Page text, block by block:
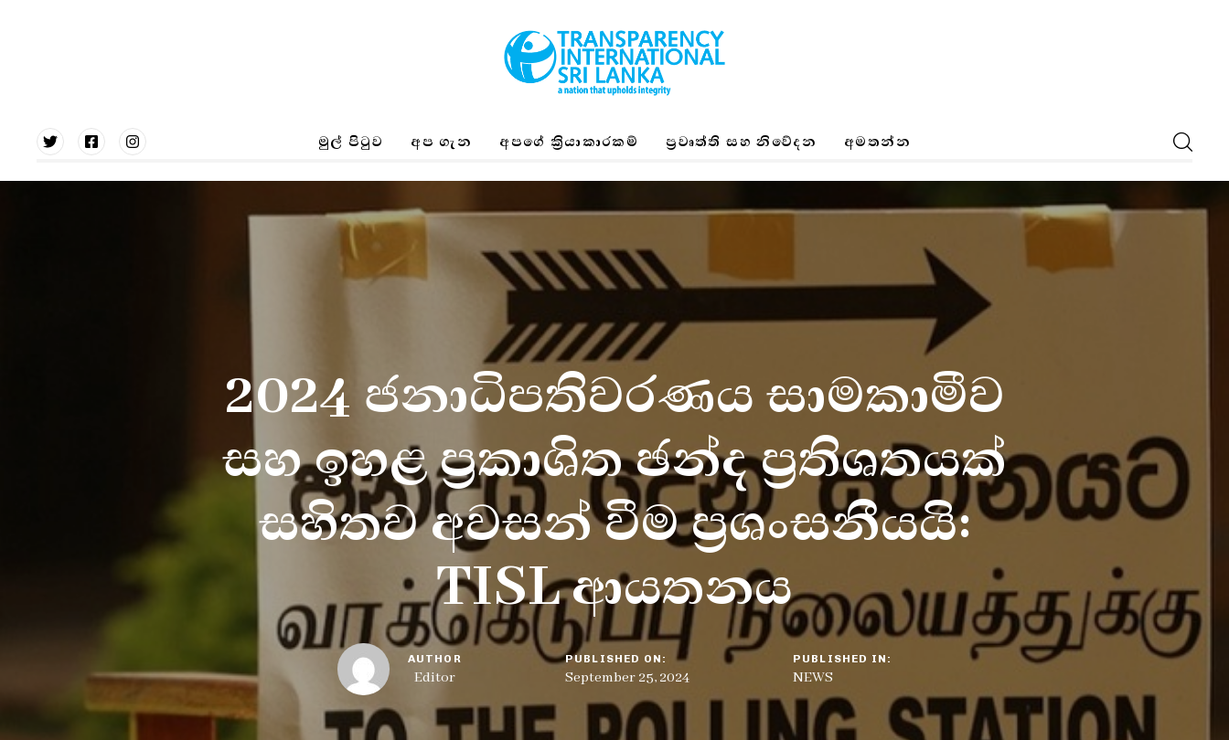
මුල් පිටුව අප ගැන අපගේ ක්‍රියාකාරකම් ප්‍රවෘත්ති සහ නිවේදන අමතන්න
Type and hit enter
2024 ජනාධිපතිවරණය සාමකාමීව
සහ ඉහළ ප්‍රකාශිත ඡන්ද ප්‍රතිශතයක්
සහිතව අවසන් වීම ප්‍රශංසනීයයි:
TISL ආයතනය
AUTHOR
Editor
PUBLISHED ON:
September 25, 2024
PUBLISHED IN:
NEWS